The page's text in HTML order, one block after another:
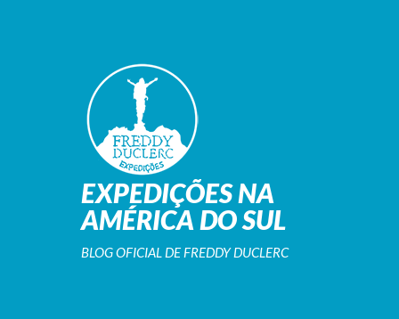
EXPEDIÇÕES NA
AMÉRICA DO SUL
BLOG OFICIAL DE FREDDY DUCLERC